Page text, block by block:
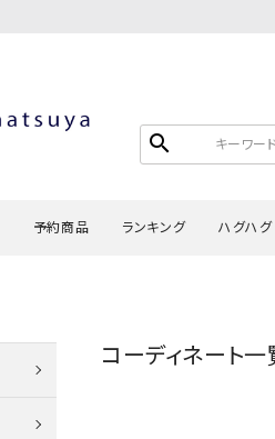
search
予約商品 ランキング ハグハグ
タンクトップ・キャミソ
シャ
コーディネート一